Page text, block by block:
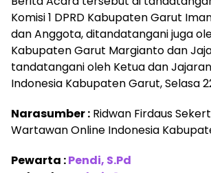
Komisi 1 DPRD Kabupaten Garut
dan Anggota, ditandatangani juga
Kabupaten Garut Margianto dan
tandatangani oleh Ketua dan
Indonesia Kabupaten Garut, Selasa
Narasumber : Ridwan Firdaus
Wartawan Online Indonesia
Pewarta :Pendi, S.Pd